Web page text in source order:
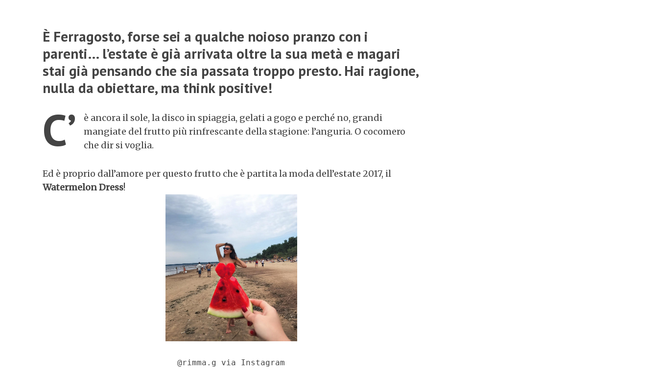
È Ferragosto, forse sei a qualche noioso pranzo con i
parenti… l’estate è già arrivata oltre la sua metà e magari
stai già pensando che sia passata troppo presto. Hai ragione,
nulla da obiettare, ma think positive!
C’
è ancora il sole, la disco in spiaggia, gelati a gogo e perché no, grandi
mangiate del frutto più rinfrescante della stagione: l’anguria. O cocomero
che dir si voglia.
Ed è proprio dall’amore per questo frutto che è partita la moda dell’estate 2017, il
Watermelon Dress!
@rimma.g via Instagram